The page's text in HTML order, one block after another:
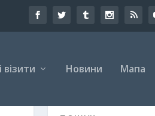
візити Новини Мапа